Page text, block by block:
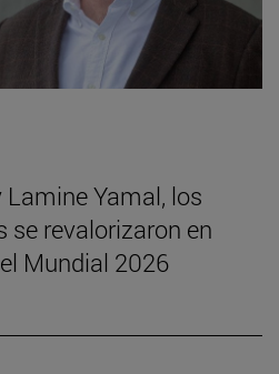
Yamal, los
revalorizaron en
Mundial 2026